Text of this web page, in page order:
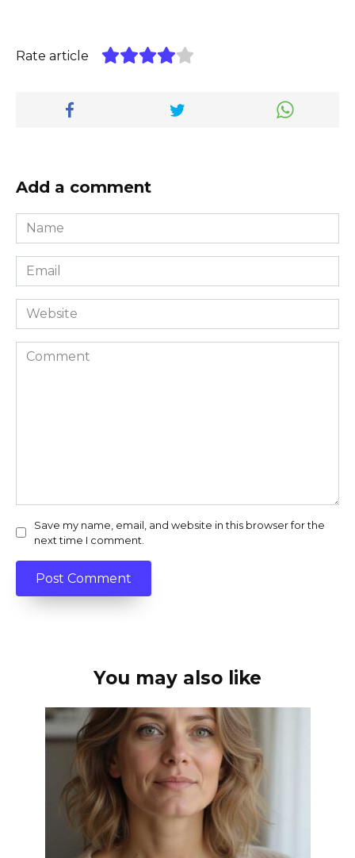
Rate article
Add a comment
Name
*
Email
*
Website
Comment
Save my name, email, and website in this browser for the
next time I comment.
You may also like